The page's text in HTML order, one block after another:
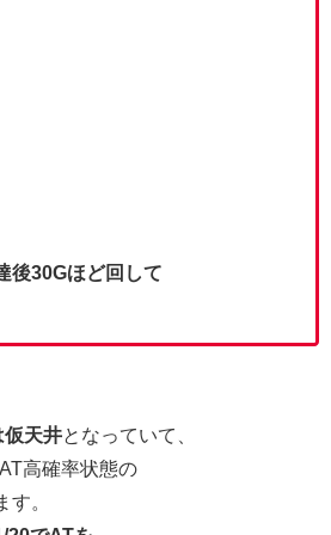
後30Gほど回して
仮天井となっていて、
高確率状態の
す。